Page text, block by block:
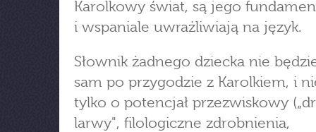
Karolkowy świat, są jego
i wspaniale uwrażliwiają na język.
Słownik żadnego dziecka nie
sam po przygodzie z Karolkiem, i
tylko o potencjał przezwiskowy
larwy", filologiczne zdrobnienia,